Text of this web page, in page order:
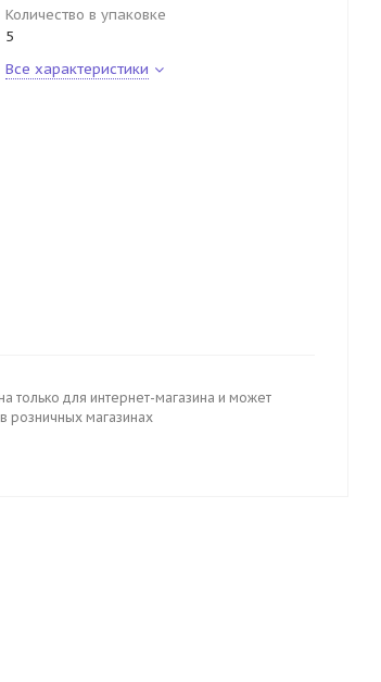
Количество в упаковке
5
Все характеристики
только для интернет-магазина и может
розничных магазинах